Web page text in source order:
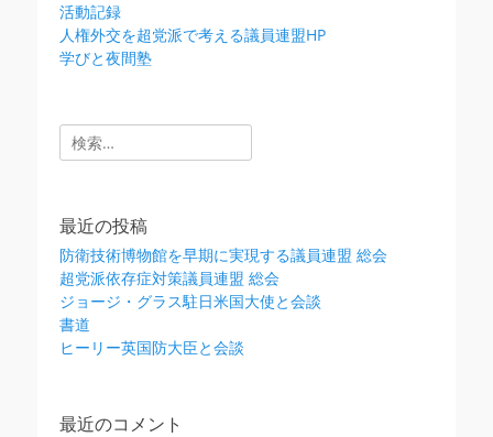
活動記録
人権外交を超党派で考える議員連盟HP
学びと夜間塾
検
索:
最近の投稿
防衛技術博物館を早期に実現する議員連盟 総会
超党派依存症対策議員連盟 総会
ジョージ・グラス駐日米国大使と会談
書道
ヒーリー英国防大臣と会談
最近のコメント